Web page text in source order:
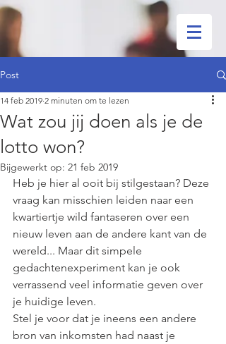
Post
Wat zou jij doen als je de
lotto won?
14 feb 2019 2 minuten om te lezen
Bijgewerkt op: 21 feb 2019
Heb je hier al ooit bij stilgestaan? Deze
vraag kan misschien leiden naar een
kwartiertje wild fantaseren over een
nieuw leven aan de andere kant van de
wereld... Maar dit simpele
gedachtenexperiment kan je ook
verrassend veel informatie geven over
je huidige leven.
Stel je voor dat je ineens een andere
bron van inkomsten had naast je